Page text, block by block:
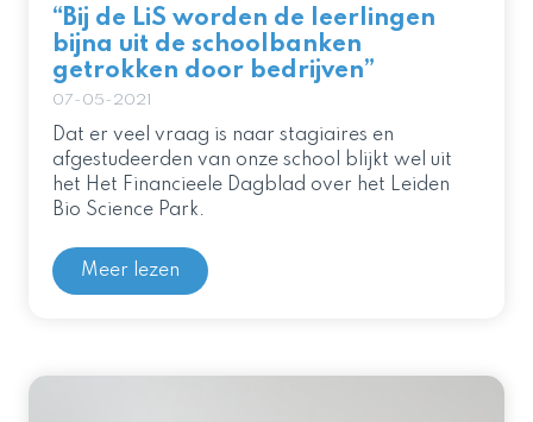
“Bij de LiS worden de leerlingen
bijna uit de schoolbanken
getrokken door bedrijven”
07-05-2021
Dat er veel vraag is naar stagiaires en
afgestudeerden van onze school blijkt wel uit
het Het Financieele Dagblad over het Leiden
Bio Science Park.
Meer lezen